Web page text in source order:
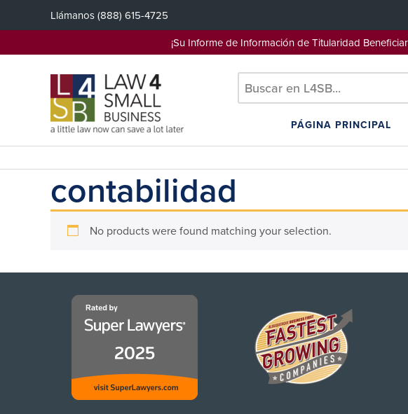
Llámanos(888) 615-4725
¡Su Informe de Información de Titularidad
PÁGINA PRINCIPAL
contabilidad
No products were found matching your selection.